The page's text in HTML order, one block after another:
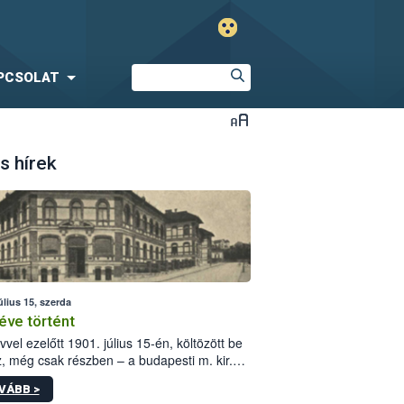
hírek
15, szerda
történt
ezelőtt 1901. július 15-én, költözött be
még csak részben – a budapesti m. kir.
állomás a Kis Rókus utca
alatti, Czigler Győző által tervezett új
>